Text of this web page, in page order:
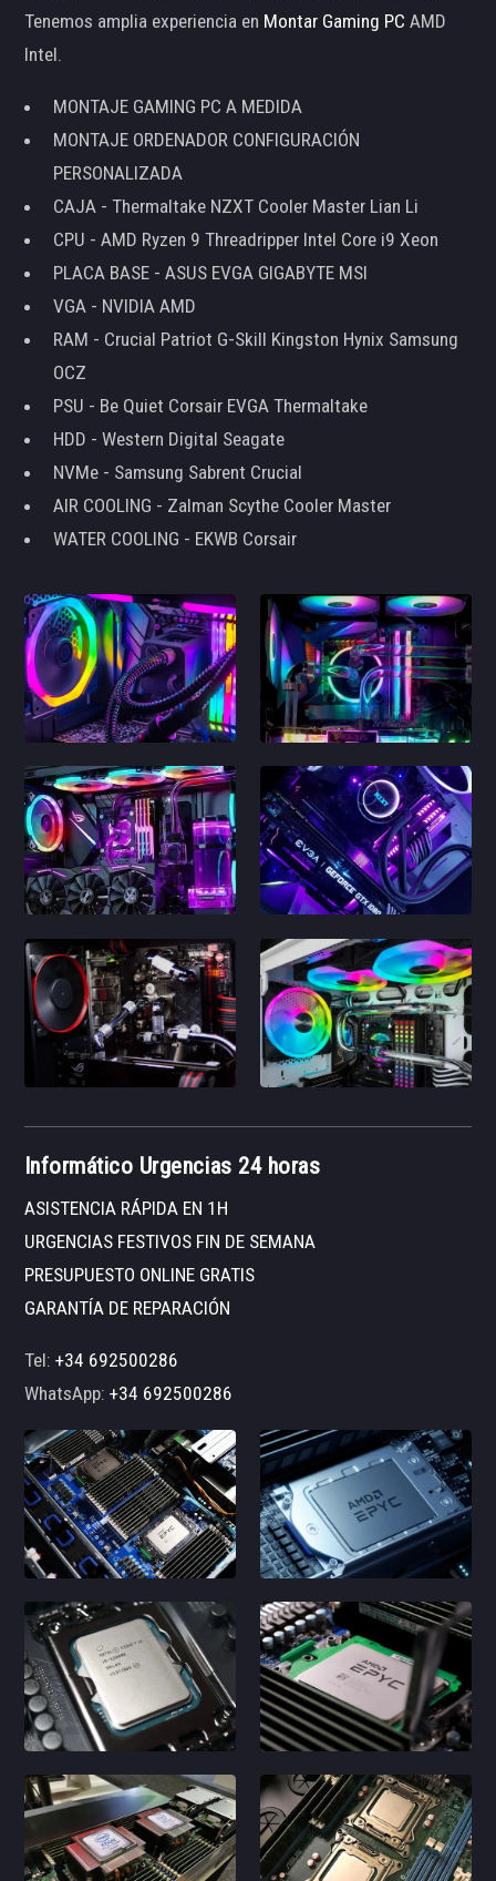
Tenemos amplia experiencia en Montar Gaming PC AMD
Intel.
MONTAJE GAMING PC A MEDIDA
MONTAJE ORDENADOR CONFIGURACIÓN
PERSONALIZADA
CAJA - Thermaltake NZXT Cooler Master Lian Li
CPU - AMD Ryzen 9 Threadripper Intel Core i9 Xeon
PLACA BASE - ASUS EVGA GIGABYTE MSI
VGA - NVIDIA AMD
RAM - Crucial Patriot G-Skill Kingston Hynix Samsung
OCZ
PSU - Be Quiet Corsair EVGA Thermaltake
HDD - Western Digital Seagate
NVMe - Samsung Sabrent Crucial
AIR COOLING - Zalman Scythe Cooler Master
WATER COOLING - EKWB Corsair
Informático Urgencias 24 horas
ASISTENCIA RÁPIDA EN 1H
URGENCIAS FESTIVOS FIN DE SEMANA
PRESUPUESTO ONLINE GRATIS
GARANTÍA DE REPARACIÓN
Tel:+34 692500286
WhatsApp:+34 692500286